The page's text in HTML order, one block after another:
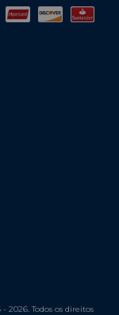
- 2026. Todos os direitos